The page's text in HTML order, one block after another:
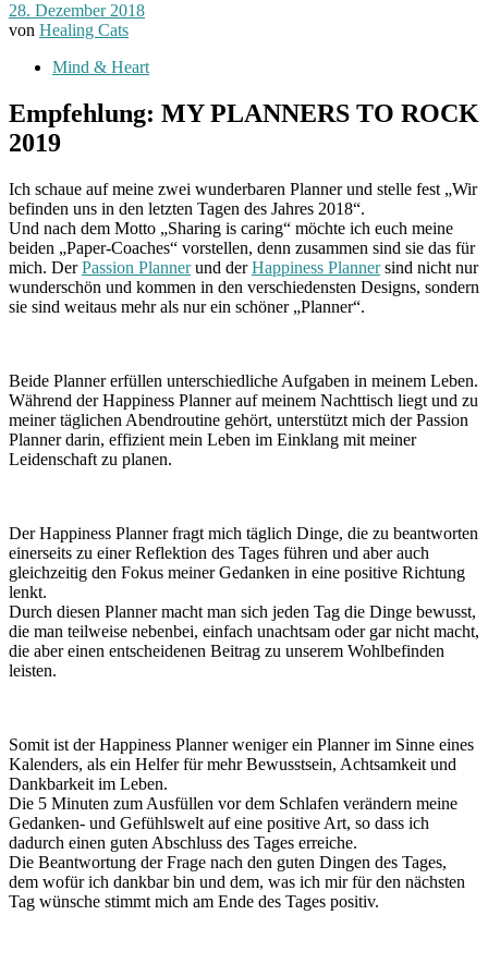
28. Dezember 2018
von Healing Cats
Mind & Heart
Empfehlung: MY PLANNERS TO ROCK
2019
Ich schaue auf meine zwei wunderbaren Planner und stelle fest „Wir
befinden uns in den letzten Tagen des Jahres 2018“.
Und nach dem Motto „Sharing is caring“ möchte ich euch meine
beiden „Paper-Coaches“ vorstellen, denn zusammen sind sie das für
mich. DerPassion Plannerund derHappiness Plannersind nicht nur
wunderschön und kommen in den verschiedensten Designs, sondern
sie sind weitaus mehr als nur ein schöner „Planner“.
Beide Planner erfüllen unterschiedliche Aufgaben in meinem Leben.
Während der Happiness Planner auf meinem Nachttisch liegt und zu
meiner täglichen Abendroutine gehört, unterstützt mich der Passion
Planner darin, effizient mein Leben im Einklang mit meiner
Leidenschaft zu planen.
Der Happiness Planner fragt mich täglich Dinge, die zu beantworten
einerseits zu einer Reflektion des Tages führen und aber auch
gleichzeitig den Fokus meiner Gedanken in eine positive Richtung
lenkt.
Durch diesen Planner macht man sich jeden Tag die Dinge bewusst,
die man teilweise nebenbei, einfach unachtsam oder gar nicht macht,
die aber einen entscheidenen Beitrag zu unserem Wohlbefinden
leisten.
Somit ist der Happiness Planner weniger ein Planner im Sinne eines
Kalenders, als ein Helfer für mehr Bewusstsein, Achtsamkeit und
Dankbarkeit im Leben.
Die 5 Minuten zum Ausfüllen vor dem Schlafen verändern meine
Gedanken- und Gefühlswelt auf eine positive Art, so dass ich
dadurch einen guten Abschluss des Tages erreiche.
Die Beantwortung der Frage nach den guten Dingen des Tages,
dem wofür ich dankbar bin und dem, was ich mir für den nächsten
Tag wünsche stimmt mich am Ende des Tages positiv.